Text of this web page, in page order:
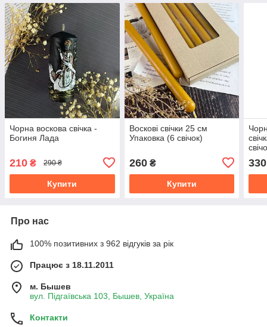
Чорна воскова свічка -
Богиня Лада
210 ₴ 290 ₴
Купити
Воскові свічки 25 см
Упаковка (6 свічок)
260₴
Купити
330
Про нас
100% позитивних з 962 відгуків за рік
Працює з 18.11.2011
м. Бышев
вул. Підгаївська 103, Бышев, Україна
Контакти